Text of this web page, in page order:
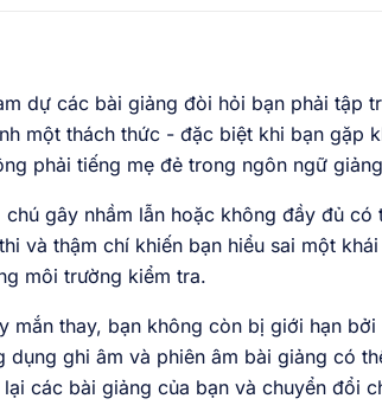
dự các bài giảng đòi hỏi bạn phải tập
một thách thức - đặc biệt khi bạn gặp
phải tiếng mẹ đẻ trong ngôn ngữ
chú gây nhầm lẫn hoặc không đầy đủ
và thậm chí khiến bạn hiểu sai một
môi trường kiểm tra.
mắn thay, bạn không còn bị giới hạn
dụng ghi âm và phiên âm bài giảng có
các bài giảng của bạn và chuyển đổi